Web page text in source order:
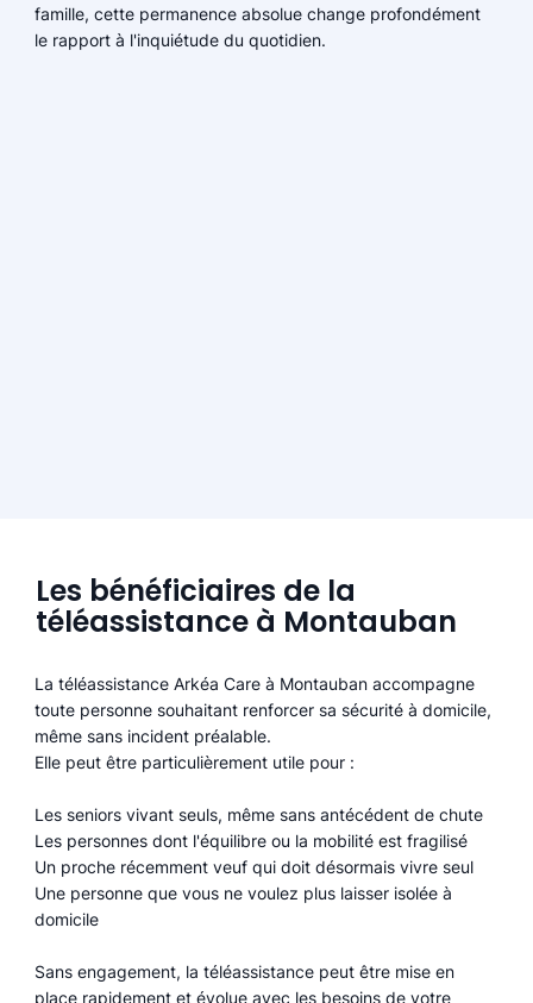
famille, cette permanence absolue change profondément
le rapport à l'inquiétude du quotidien.
Les bénéficiaires de la
téléassistance à Montauban
La téléassistance Arkéa Care à Montauban accompagne
toute personne souhaitant renforcer sa sécurité à domicile,
même sans incident préalable.
Elle peut être particulièrement utile pour :
Les seniors vivant seuls, même sans antécédent de chute
Les personnes dont l'équilibre ou la mobilité est fragilisé
Un proche récemment veuf qui doit désormais vivre seul
Une personne que vous ne voulez plus laisser isolée à
domicile
Sans engagement, la téléassistance peut être mise en
place rapidement et évolue avec les besoins de votre